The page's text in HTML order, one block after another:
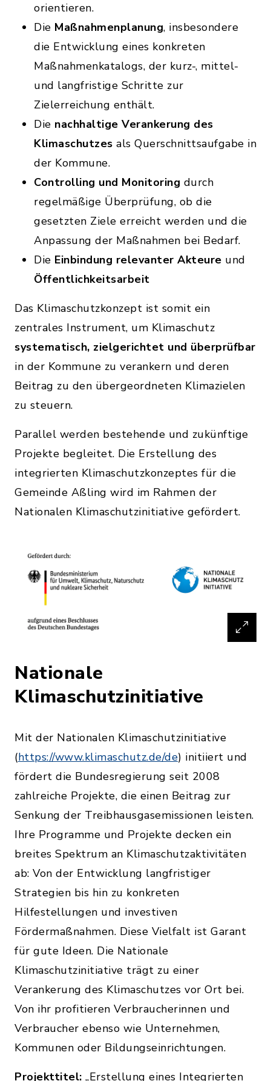
orientieren.
Die Maßnahmenplanung, insbesondere
die Entwicklung eines konkreten
Maßnahmenkatalogs, der kurz-, mittel-
und langfristige Schritte zur
Zielerreichung enthält.
Die nachhaltige Verankerung des
Klimaschutzes als Querschnittsaufgabe in
der Kommune.
Controlling und Monitoring durch
regelmäßige Überprüfung, ob die
gesetzten Ziele erreicht werden und die
Anpassung der Maßnahmen bei Bedarf.
Die Einbindung relevanter Akteure und
Öffentlichkeitsarbeit
Das Klimaschutzkonzept ist somit ein
zentrales Instrument, um Klimaschutz
systematisch, zielgerichtet und überprüfbar
in der Kommune zu verankern und deren
Beitrag zu den übergeordneten Klimazielen
zu steuern.
Parallel werden bestehende und zukünftige
Projekte begleitet. Die Erstellung des
integrierten Klimaschutzkonzeptes für die
Gemeinde Aßling wird im Rahmen der
Nationalen Klimaschutzinitiative gefördert.
Nationale
Klimaschutzinitiative
Mit der Nationalen Klimaschutzinitiative
(https://www.klimaschutz.de/de) initiiert und
fördert die Bundesregierung seit 2008
zahlreiche Projekte, die einen Beitrag zur
Senkung der Treibhausgasemissionen leisten.
Ihre Programme und Projekte decken ein
breites Spektrum an Klimaschutzaktivitäten
ab: Von der Entwicklung langfristiger
Strategien bis hin zu konkreten
Hilfestellungen und investiven
Fördermaßnahmen. Diese Vielfalt ist Garant
für gute Ideen. Die Nationale
Klimaschutzinitiative trägt zu einer
Verankerung des Klimaschutzes vor Ort bei.
Von ihr profitieren Verbraucherinnen und
Verbraucher ebenso wie Unternehmen,
Kommunen oder Bildungseinrichtungen.
Projekttitel: „Erstellung eines Integrierten